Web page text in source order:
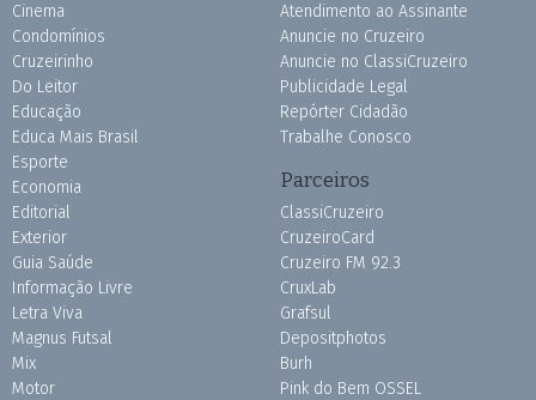
Cinema
Condomínios
Cruzeirinho
Do Leitor
Educação
Educa Mais Brasil
Esporte
Economia
Editorial
Exterior
Guia Saúde
Informação Livre
Letra Viva
Magnus Futsal
Mix
Motor
Atendimento ao Assinante
Anuncie no Cruzeiro
Anuncie no ClassiCruzeiro
Publicidade Legal
Repórter Cidadão
Trabalhe Conosco
Parceiros
ClassiCruzeiro
CruzeiroCard
Cruzeiro FM 92.3
CruxLab
Grafsul
Depositphotos
Burh
Pink do Bem OSSEL